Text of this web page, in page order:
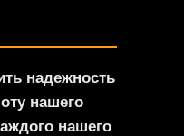
надежность
нашего
нашего